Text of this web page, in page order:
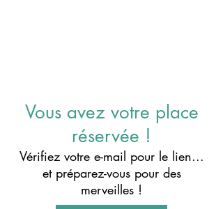
Vous avez votre place
réservée !
Vérifiez votre e-mail pour le lien...
et préparez-vous pour des
merveilles !